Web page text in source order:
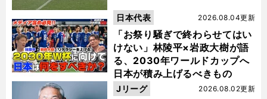
「お祭り騒ぎで終わらせてはい
けない」林陵平×岩政大樹が語
る、2030年ワールドカップへ
日本が積み上げるべきもの
2026.08.04更新
日本代表
2026.08.02更新
Jリーグ